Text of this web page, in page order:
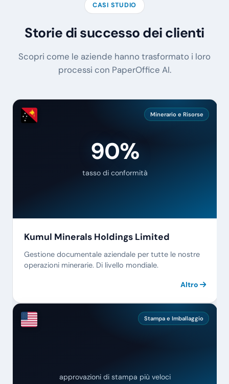
CASI STUDIO
Storie di successo dei clienti
Scopri come le aziende hanno trasformato i loro
processi con PaperOffice AI.
Minerario e Risorse
90%
tasso di conformità
Kumul Minerals Holdings Limited
Gestione documentale aziendale per tutte le nostre
operazioni minerarie. Di livello mondiale.
Altro
Stampa e Imballaggio
approvazioni di stampa più veloci